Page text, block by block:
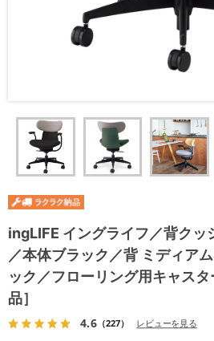
ingLIFE イングライフ／背クッ
／本体ブラック／背 ミディア
ック／フローリング用キャス
品］
4.6（227） レビューを見る